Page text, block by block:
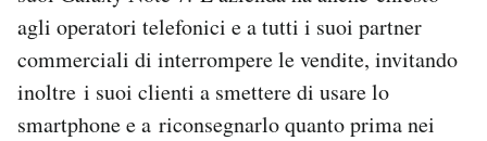
AREA PERSONALE
Area Personale
Newsletter
agli operatori telefonici e a tutti i suoi partner
commerciali di interrompere le vendite, invitando
inoltre i suoi clienti a smettere di usare lo
smartphone e a riconsegnarlo quanto prima nei